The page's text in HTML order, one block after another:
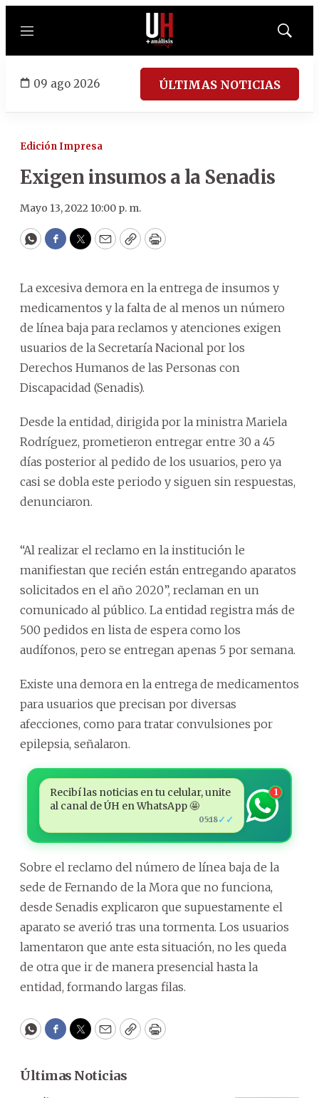
Menú
Mostrar
09 ago 2026 ÚLTIMAS NOTICIAS
Edición Impresa
Exigen insumos a la Senadis
Mayo 13, 2022 10:00 p. m.
WhatsApp
Facebook
Twitter
EmailCopyPrint
La excesiva demora en la entrega de insumos y
medicamentos y la falta de al menos un número
de línea baja para reclamos y atenciones exigen
usuarios de la Secretaría Nacional por los
Derechos Humanos de las Personas con
Discapacidad (Senadis).
Desde la entidad, dirigida por la ministra Mariela
Rodríguez, prometieron entregar entre 30 a 45
días posterior al pedido de los usuarios, pero ya
casi se dobla este periodo y siguen sin respuestas,
denunciaron.
“Al realizar el reclamo en la institución le
manifiestan que recién están entregando aparatos
solicitados en el año 2020”, reclaman en un
comunicado al público. La entidad registra más de
500 pedidos en lista de espera como los
audífonos, pero se entregan apenas 5 por semana.
Existe una demora en la entrega de medicamentos
para usuarios que precisan por diversas
afecciones, como para tratar convulsiones por
epilepsia, señalaron.
Recibí las noticias en tu celular, unite
al canal de ÚH en WhatsApp 🤩
05:18✓✓
1
Sobre el reclamo del número de línea baja de la
sede de Fernando de la Mora que no funciona,
desde Senadis explicaron que supuestamente el
aparato se averió tras una tormenta. Los usuarios
lamentaron que ante esta situación, no les queda
de otra que ir de manera presencial hasta la
entidad, formando largas filas.
WhatsApp
Facebook
Twitter
EmailCopyPrint
Últimas Noticias